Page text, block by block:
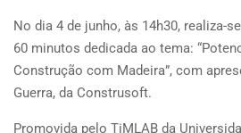
No dia 4 de junho, às 14h30, realiza-
60 minutos dedicada ao tema:
Construção com Madeira”, com
Guerra, da Construsoft.
Promovida pelo TiMLAB da